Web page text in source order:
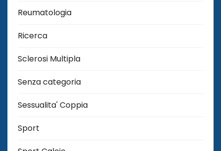
Reumatologia
Ricerca
Sclerosi Multipla
Senza categoria
Sessualita' Coppia
Sport